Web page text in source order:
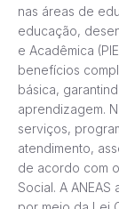
nas áreas de
educação,
e Acadêmica
benefícios
básica,
aprendizagem.
serviços,
atendimento,
de acordo com
Social. A